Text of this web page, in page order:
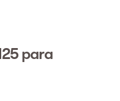
para